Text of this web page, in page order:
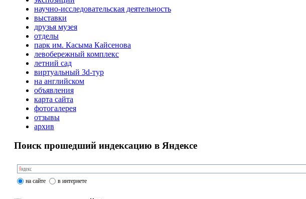
научно-исследовательская деятельность
выставки
друзья музея
отделы
парк им. Касыма Кайсенова
левобережный комплекс
летний сад
виртуальный 3d-тур
на английском
объявления
карта сайта
фотогалерея
отзывы
архив
Поиск прошедший индексацию в Яндексе
на сайте в интернете